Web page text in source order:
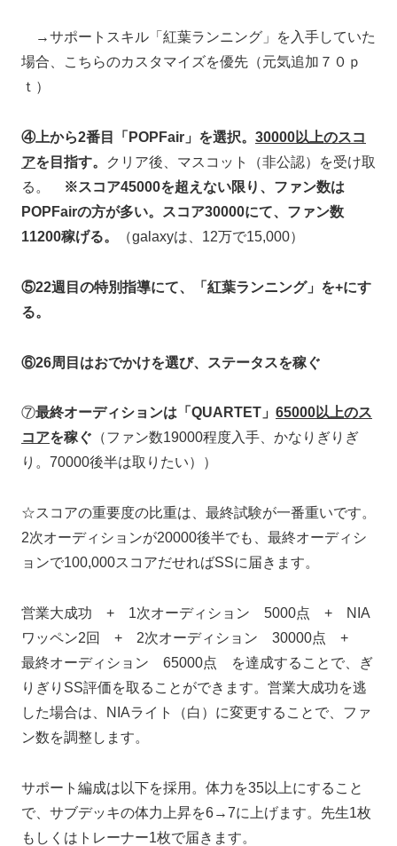
→サポートスキル「紅葉ランニング」を入手していた
場合、こちらのカスタマイズを優先（元気追加７０ｐ
ｔ）
④上から2番目「POPFair」を選択。 30000以上のスコ
アを目指す。
クリア後、マスコット（非公認）を受け取
る。
※スコア45000を超えない限り、ファン数は
POPFairの方が多い。スコア30000にて、ファン数
11200稼げる。
（galaxyは、12万で15,000）
⑤22週目の特別指導にて、「紅葉ランニング」を+にす
る。
⑥26周目はおでかけを選び、ステータスを稼ぐ
⑦最終オーディションは「QUARTET」 65000以上のス
コアを稼ぐ （ファン数19000程度入手、かなりぎりぎ
り。70000後半は取りたい））
☆スコアの重要度の比重は、最終試験が一番重いです。
2次オーディションが20000後半でも、最終オーディシ
ョンで100,000スコアだせればSSに届きます。
営業大成功 + 1次オーディション 5000点 + NIA
ワッペン2回 + 2次オーディション 30000点 +
最終オーディション 65000点 を達成することで、ぎ
りぎりSS評価を取ることができます。営業大成功を逃
した場合は、NIAライト（白）に変更することで、ファ
ン数を調整します。
サポート編成は以下を採用。体力を35以上にすること
で、サブデッキの体力上昇を6→7に上げます。先生1枚
もしくはトレーナー1枚で届きます。